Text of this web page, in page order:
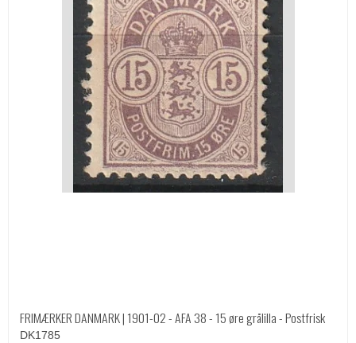
FRIMÆRKER DANMARK | 1901-02 - AFA 38 - 15 øre grålilla - Postfrisk
DK1785